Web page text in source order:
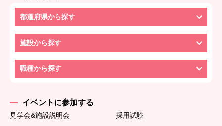
都道府県から探す
施設から探す
職種から探す
イベントに参加する
見学会&施設説明会
採用試験